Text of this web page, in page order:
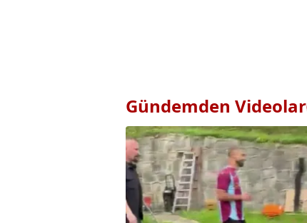
Gündemden Videolar